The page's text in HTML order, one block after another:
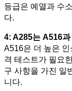
등급은 예열과 수
다.
4: A285는 A516
A516은 더 높은
격 테스트가 필요
구 사항을 가진 일
니다.